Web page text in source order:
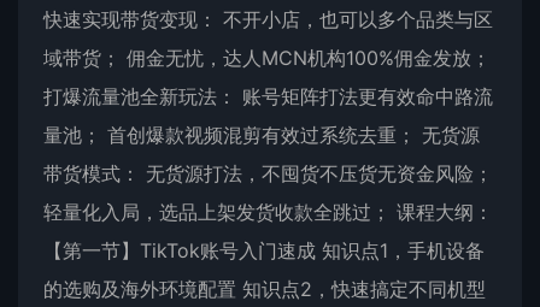
快速实现带货变现： 不开小店，也可以多个品类与区
域带货； 佣金无忧，达人MCN机构100%佣金发放；
打爆流量池全新玩法： 账号矩阵打法更有效命中路流
量池； 首创爆款视频混剪有效过系统去重； 无货源
带货模式： 无货源打法，不囤货不压货无资金风险；
轻量化入局，选品上架发货收款全跳过； 课程大纲：
【第一节】TikTok账号入门速成 知识点1，手机设备
的选购及海外环境配置 知识点2，快速搞定不同机型